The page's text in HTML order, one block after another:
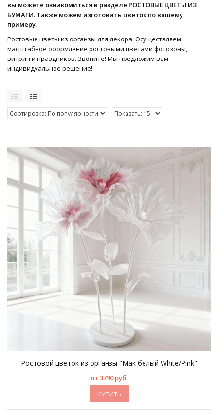
вы можете ознакомиться в разделе РОСТОВЫЕ ЦВЕТЫ ИЗ
БУМАГИ. Также можем изготовить цветок по вашему
примеру.
Ростовые цветы из органзы для декора. Осуществляем
масштабное оформление ростовыми цветами фотозоны,
витрин и праздников. Звоните! Мы предложим вам
индивидуальное решение!
Ростовой цветок из органзы "Мак белый White/Pink"
от 3790 руб.
КУПИТЬ